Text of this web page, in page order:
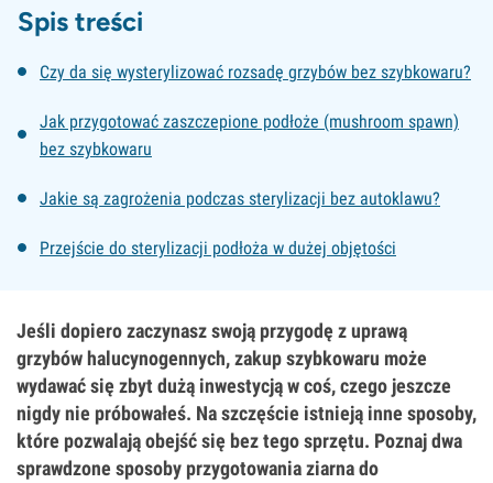
Spis treści
Czy da się wysterylizować rozsadę grzybów bez szybkowaru?
Jak przygotować zaszczepione podłoże (mushroom spawn)
bez szybkowaru
Jakie są zagrożenia podczas sterylizacji bez autoklawu?
Przejście do sterylizacji podłoża w dużej objętości
Jeśli dopiero zaczynasz swoją przygodę z uprawą
grzybów halucynogennych, zakup szybkowaru może
wydawać się zbyt dużą inwestycją w coś, czego jeszcze
nigdy nie próbowałeś. Na szczęście istnieją inne sposoby,
które pozwalają obejść się bez tego sprzętu. Poznaj dwa
sprawdzone sposoby przygotowania ziarna do